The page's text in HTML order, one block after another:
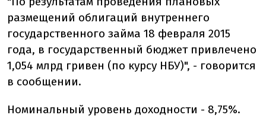
размещений облигаций внутреннего
государственного займа 18 февраля 2015
года, в государственный бюджет привлечено
1,054 млрд гривен (по курсу НБУ)", - говорится
в сообщении.
Номинальный уровень доходности - 8,75%.